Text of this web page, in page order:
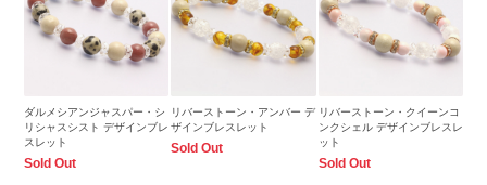
ダルメシアンジャスパー・シ
リシャスシスト デザインブレ
スレット
Sold Out
リバーストーン・アンバー デ
ザインブレスレット
Sold Out
リバーストーン・クイーンコ
ンクシェル デザインブレスレ
ット
Sold Out